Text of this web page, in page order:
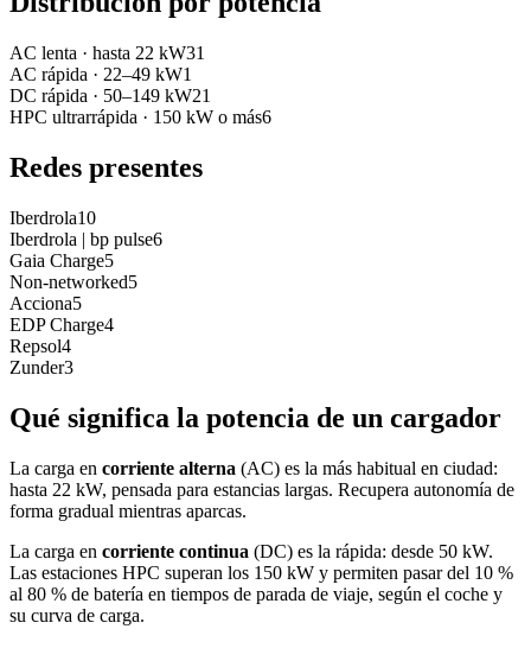
AC lenta · hasta 22 kW31
AC rápida · 22–49 kW1
DC rápida · 50–149 kW21
HPC ultrarrápida · 150 kW o más6
Redes presentes
Iberdrola10
Iberdrola | bp pulse6
Gaia Charge5
Non-networked5
Acciona5
EDP Charge4
Repsol4
Zunder3
Qué significa la potencia de un cargador
La carga en corriente alterna (AC) es la más habitual en ciudad:
hasta 22 kW, pensada para estancias largas. Recupera autonomía de
forma gradual mientras aparcas.
La carga en corriente continua (DC) es la rápida: desde 50 kW.
Las estaciones HPC superan los 150 kW y permiten pasar del 10 %
al 80 % de batería en tiempos de parada de viaje, según el coche y
su curva de carga.